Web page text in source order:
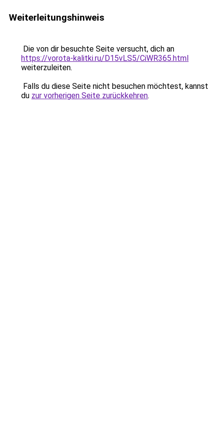
Weiterleitungshinweis
Die von dir besuchte Seite versucht, dich an
https://vorota-kalitki.ru/D15vLS5/CiWR365.html
weiterzuleiten.
Falls du diese Seite nicht besuchen möchtest, kannst
du zur vorherigen Seite zurückkehren.